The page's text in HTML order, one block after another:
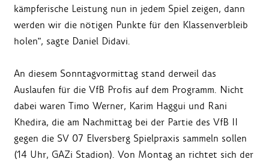
kämpferische Leistung nun in jedem Spiel zeigen, dann
werden wir die nötigen Punkte für den Klassenverbleib
holen", sagte Daniel Didavi.
An diesem Sonntagvormittag stand derweil das
Auslaufen für die VfB Profis auf dem Programm. Nicht
dabei waren Timo Werner, Karim Haggui und Rani
Khedira, die am Nachmittag bei der Partie des VfB II
gegen die SV 07 Elversberg Spielpraxis sammeln sollen
(14 Uhr, GAZi Stadion). Von Montag an richtet sich der